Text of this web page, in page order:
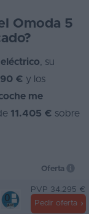
Omoda 5
, su
€ y los
me
11.405 € sobre
Oferta
PVP 34.295 €
Pedir oferta